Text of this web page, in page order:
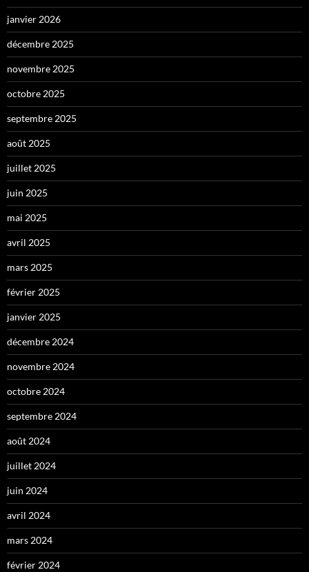
janvier 2026
décembre 2025
novembre 2025
octobre 2025
septembre 2025
août 2025
juillet 2025
juin 2025
mai 2025
avril 2025
mars 2025
février 2025
janvier 2025
décembre 2024
novembre 2024
octobre 2024
septembre 2024
août 2024
juillet 2024
juin 2024
avril 2024
mars 2024
février 2024